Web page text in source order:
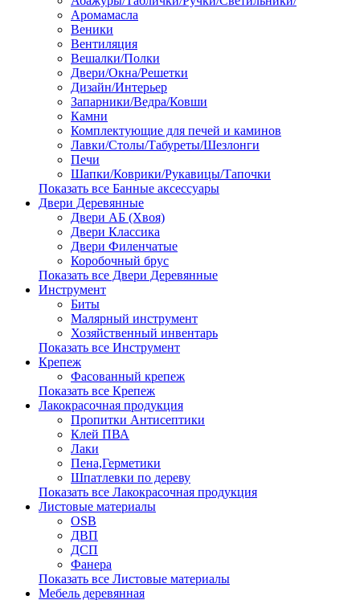
Аромамасла
Веники
Вентиляция
Вешалки/Полки
Двери/Окна/Решетки
Дизайн/Интерьер
Запарники/Ведра/Ковши
Камни
Комплектующие для печей и каминов
Лавки/Столы/Табуреты/Шезлонги
Печи
Шапки/Коврики/Рукавицы/Тапочки
Показать все Банные аксессуары
Двери Деревянные
Двери АБ (Хвоя)
Двери Классика
Двери Филенчатые
Коробочный брус
Показать все Двери Деревянные
Инструмент
Биты
Малярный инструмент
Хозяйственный инвентарь
Показать все Инструмент
Крепеж
Фасованный крепеж
Показать все Крепеж
Лакокрасочная продукция
Пропитки Антисептики
Клей ПВА
Лаки
Пена,Герметики
Шпатлевки по дереву
Показать все Лакокрасочная продукция
Листовые материалы
OSB
ДВП
ДСП
Фанера
Показать все Листовые материалы
Мебель деревянная